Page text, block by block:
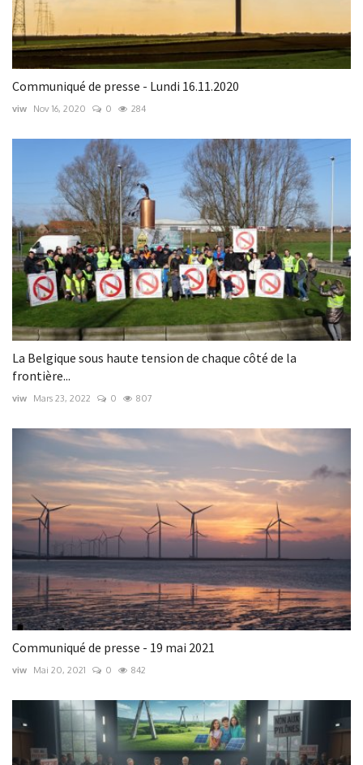
Communiqué de presse - Lundi 16.11.2020
viw Nov 16, 2020 0 284
La Belgique sous haute tension de chaque côté de la
frontière...
viw Mars 23, 2022 0 807
Communiqué de presse - 19 mai 2021
viw Mai 20, 2021 0 842